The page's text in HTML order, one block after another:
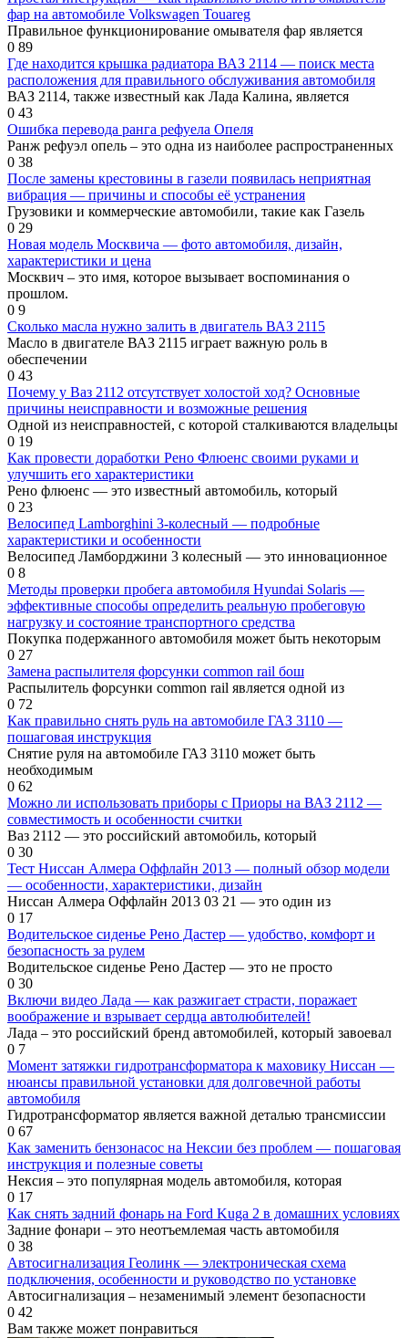
фар на автомобиле Volkswagen Touareg
Правильное функционирование омывателя фар является
0 89
Где находится крышка радиатора ВАЗ 2114 — поиск места
расположения для правильного обслуживания автомобиля
ВАЗ 2114, также известный как Лада Калина, является
0 43
Ошибка перевода ранга рефуела Опеля
Ранж рефуэл опель – это одна из наиболее распространенных
0 38
После замены крестовины в газели появилась неприятная
вибрация — причины и способы её устранения
Грузовики и коммерческие автомобили, такие как Газель
0 29
Новая модель Москвича — фото автомобиля, дизайн,
характеристики и цена
Москвич – это имя, которое вызывает воспоминания о
прошлом.
0 9
Сколько масла нужно залить в двигатель ВАЗ 2115
Масло в двигателе ВАЗ 2115 играет важную роль в
обеспечении
0 43
Почему у Ваз 2112 отсутствует холостой ход? Основные
причины неисправности и возможные решения
Одной из неисправностей, с которой сталкиваются владельцы
0 19
Как провести доработки Рено Флюенс своими руками и
улучшить его характеристики
Рено флюенс — это известный автомобиль, который
0 23
Велосипед Lamborghini 3-колесный — подробные
характеристики и особенности
Велосипед Ламборджини 3 колесный — это инновационное
0 8
Методы проверки пробега автомобиля Hyundai Solaris —
эффективные способы определить реальную пробеговую
нагрузку и состояние транспортного средства
Покупка подержанного автомобиля может быть некоторым
0 27
Замена распылителя форсунки common rail бош
Распылитель форсунки common rail является одной из
0 72
Как правильно снять руль на автомобиле ГАЗ 3110 —
пошаговая инструкция
Снятие руля на автомобиле ГАЗ 3110 может быть
необходимым
0 62
Можно ли использовать приборы с Приоры на ВАЗ 2112 —
совместимость и особенности считки
Ваз 2112 — это российский автомобиль, который
0 30
Тест Ниссан Алмера Оффлайн 2013 — полный обзор модели
— особенности, характеристики, дизайн
Ниссан Алмера Оффлайн 2013 03 21 — это один из
0 17
Водительское сиденье Рено Дастер — удобство, комфорт и
безопасность за рулем
Водительское сиденье Рено Дастер — это не просто
0 30
Включи видео Лада — как разжигает страсти, поражает
воображение и взрывает сердца автолюбителей!
Лада – это российский бренд автомобилей, который завоевал
0 7
Момент затяжки гидротрансформатора к маховику Ниссан —
нюансы правильной установки для долговечной работы
автомобиля
Гидротрансформатор является важной деталью трансмиссии
0 67
Как заменить бензонасос на Нексии без проблем — пошаговая
инструкция и полезные советы
Нексия – это популярная модель автомобиля, которая
0 17
Как снять задний фонарь на Ford Kuga 2 в домашних условиях
Задние фонари – это неотъемлемая часть автомобиля
0 38
Автосигнализация Геолинк — электроническая схема
подключения, особенности и руководство по установке
Автосигнализация – незаменимый элемент безопасности
0 42
Вам также может понравиться